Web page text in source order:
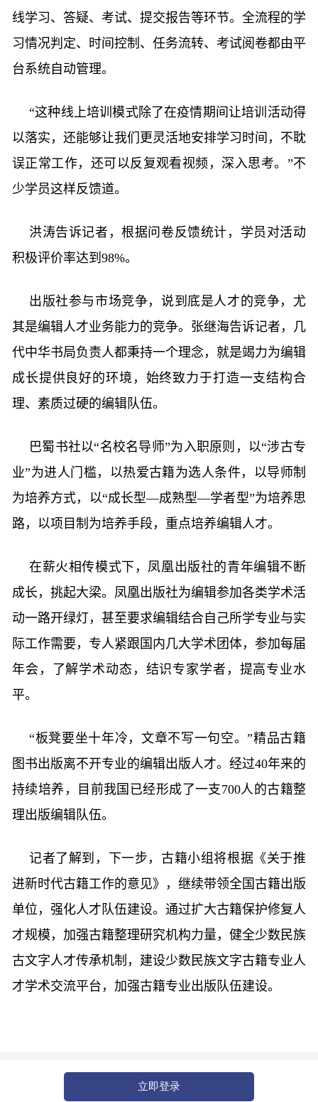
线学习、答疑、考试、提交报告等环节。全流程的学
习情况判定、时间控制、任务流转、考试阅卷都由平
台系统自动管理。
“这种线上培训模式除了在疫情期间让培训活动得
以落实，还能够让我们更灵活地安排学习时间，不耽
误正常工作，还可以反复观看视频，深入思考。”不
少学员这样反馈道。
洪涛告诉记者，根据问卷反馈统计，学员对活动
积极评价率达到98%。
出版社参与市场竞争，说到底是人才的竞争，尤
其是编辑人才业务能力的竞争。张继海告诉记者，几
代中华书局负责人都秉持一个理念，就是竭力为编辑
成长提供良好的环境，始终致力于打造一支结构合
理、素质过硬的编辑队伍。
巴蜀书社以“名校名导师”为入职原则，以“涉古专
业”为进人门槛，以热爱古籍为选人条件，以导师制
为培养方式，以“成长型—成熟型—学者型”为培养思
路，以项目制为培养手段，重点培养编辑人才。
在薪火相传模式下，凤凰出版社的青年编辑不断
成长，挑起大梁。凤凰出版社为编辑参加各类学术活
动一路开绿灯，甚至要求编辑结合自己所学专业与实
际工作需要，专人紧跟国内几大学术团体，参加每届
年会，了解学术动态，结识专家学者，提高专业水
平。
“板凳要坐十年冷，文章不写一句空。”精品古籍
图书出版离不开专业的编辑出版人才。经过40年来的
持续培养，目前我国已经形成了一支700人的古籍整
理出版编辑队伍。
记者了解到，下一步，古籍小组将根据《关于推
进新时代古籍工作的意见》，继续带领全国古籍出版
单位，强化人才队伍建设。通过扩大古籍保护修复人
才规模，加强古籍整理研究机构力量，健全少数民族
古文字人才传承机制，建设少数民族文字古籍专业人
才学术交流平台，加强古籍专业出版队伍建设。
立即登录